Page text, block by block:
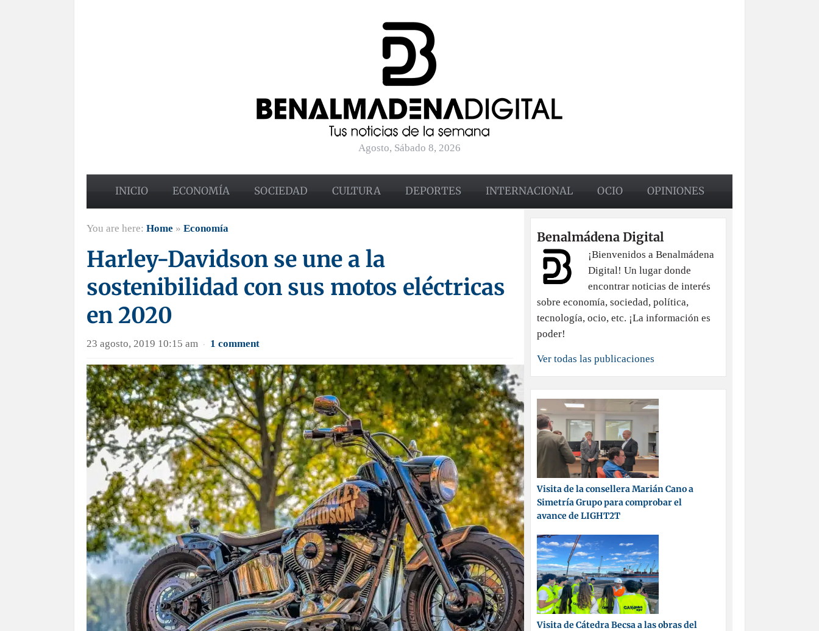
Agosto, Sábado 8, 2026
INICIO ECONOMÍA SOCIEDAD CULTURA DEPORTES INTERNACIONAL OCIO OPINIONES
You are here: Home » Economía
Harley-Davidson se une a la
sostenibilidad con sus motos eléctricas
en 2020
23 agosto, 2019 10:15 am · 1 comment
Benalmádena Digital
¡Bienvenidos a Benalmádena
Digital! Un lugar donde
encontrar noticias de interés
sobre economía, sociedad, política,
tecnología, ocio, etc. ¡La información es
poder!
Ver todas las publicaciones
Visita de la consellera Marián Cano a
Simetría Grupo para comprobar el
avance de LIGHT2T
Visita de Cátedra Becsa a las obras del